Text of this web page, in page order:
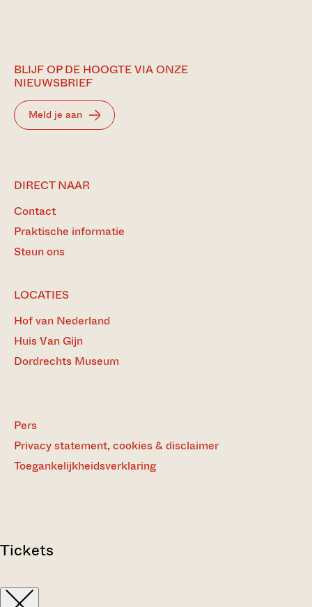
BLIJF OP DE HOOGTE VIA ONZE
NIEUWSBRIEF
Meld je aan
DIRECT NAAR
Contact
Praktische informatie
Steun ons
LOCATIES
Hof van Nederland
Huis Van Gijn
Dordrechts Museum
Pers
Privacy statement, cookies & disclaimer
Toegankelijkheidsverklaring
Tickets